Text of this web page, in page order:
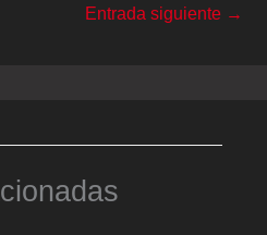
Entrada siguiente →